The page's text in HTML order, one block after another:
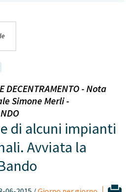
DECENTRAMENTO - Nota
Simone Merli -
di alcuni impianti
Avviata la